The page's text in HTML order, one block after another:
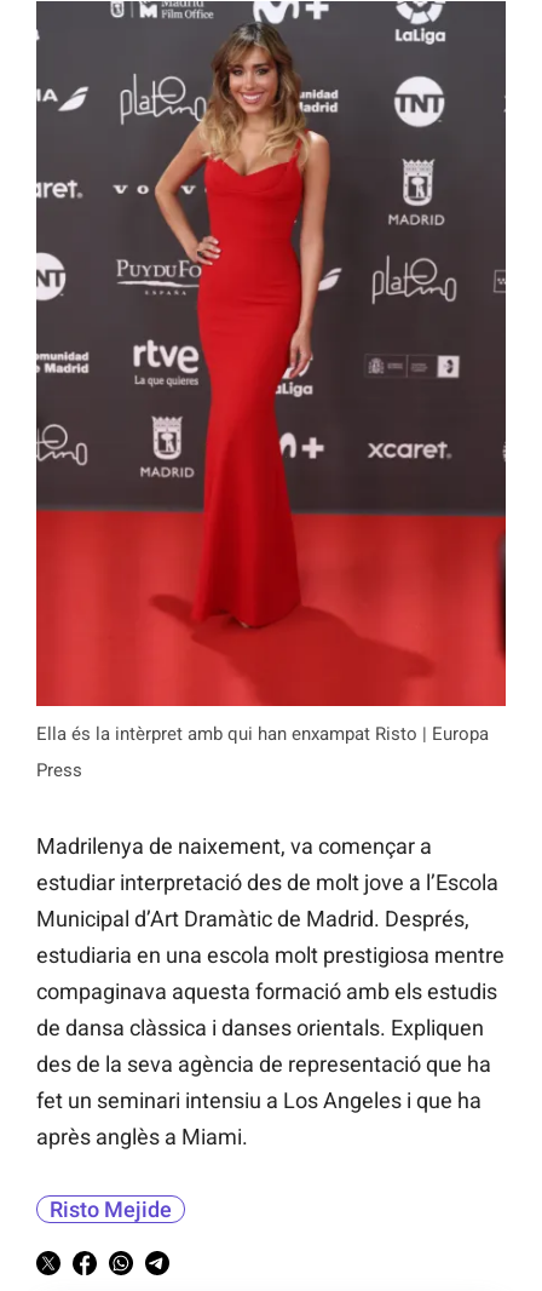
Ella és la intèrpret amb qui han enxampat Risto | Europa
Press
Madrilenya de naixement, va començar a
estudiar interpretació des de molt jove a l’Escola
Municipal d’Art Dramàtic de Madrid. Després,
estudiaria en una escola molt prestigiosa mentre
compaginava aquesta formació amb els estudis
de dansa clàssica i danses orientals. Expliquen
des de la seva agència de representació que ha
fet un seminari intensiu a Los Angeles i que ha
après anglès a Miami.
Risto Mejide